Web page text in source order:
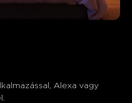
Alexa vagy